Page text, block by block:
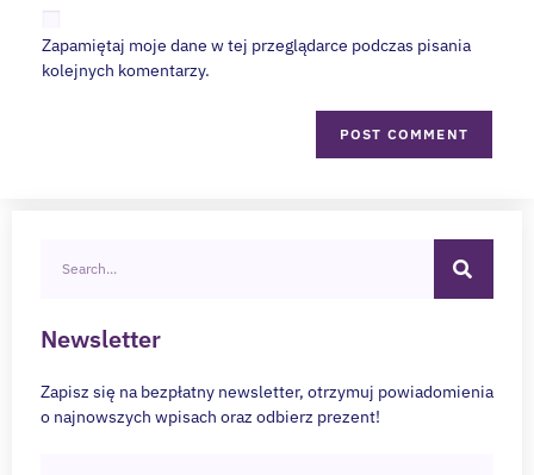
Zapamiętaj moje dane w tej przeglądarce podczas pisania
kolejnych komentarzy.
Newsletter
Zapisz się na bezpłatny newsletter, otrzymuj powiadomienia
o najnowszych wpisach oraz odbierz prezent!